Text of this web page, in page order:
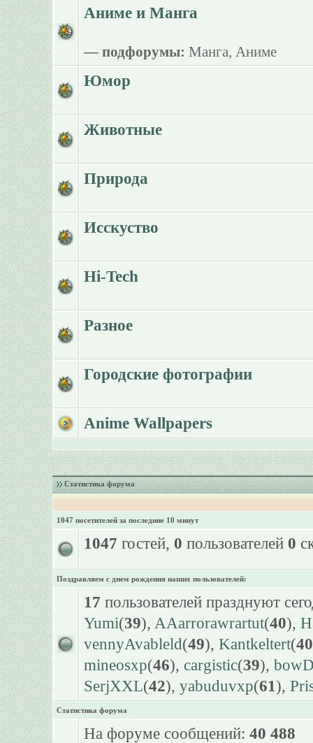
Аниме и Манга
— подфорумы: Манга, Аниме
Юмор
Животные
Природа
Исскуство
Hi-Tech
Разное
Городские фотографии
Anime Wallpapers
Статистика форума
1047 посетителей за последние 10 минут
1047 гостей, 0 пользователей 0
Поздравляем с днем рождения наших пользователей:
17 пользователей празднуют
Yumi(39), AAarrorawrartut(40),
vennyAvableld(49), Kantkeltert(40
mineosxp(46), cargistic(39),
SerjXXL(42), yabuduvxp(61),
Статистика форума
На форуме сообщений: 40 488